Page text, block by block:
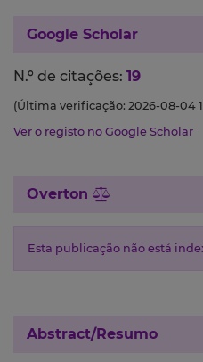
Google Scholar
N.º de citações: 19
(Última verificação: 2026-08-04
Ver o registo no Google Scholar
Overton
Esta publicação não está
Abstract/Resumo